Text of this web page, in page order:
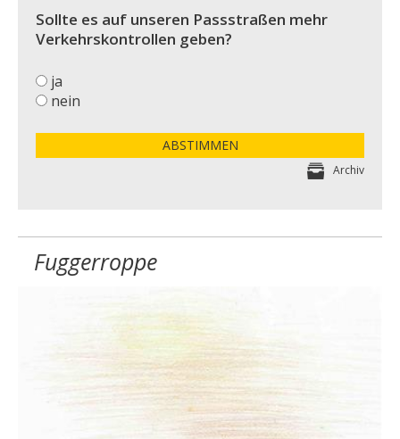
Sollte es auf unseren Passstraßen mehr
Verkehrskontrollen geben?
ja
nein
ABSTIMMEN
Archiv
Fuggerroppe